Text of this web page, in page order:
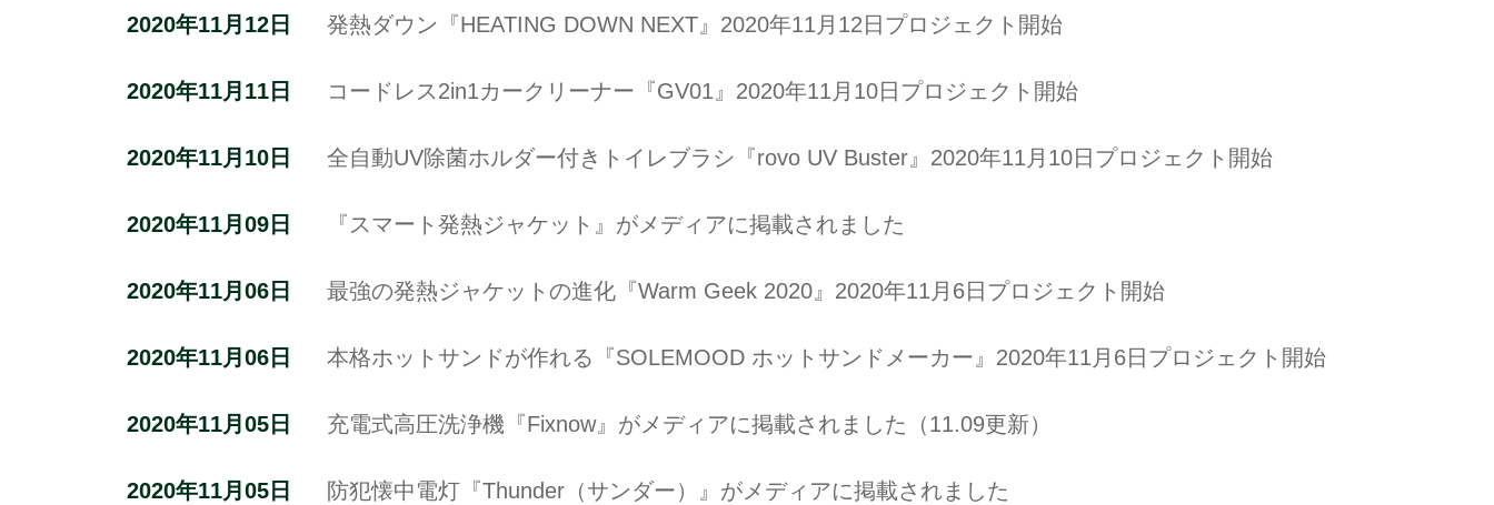
2020年11月12日 発熱ダウン『HEATING DOWN NEXT』2020年11月12日プロジェクト開始
2020年11月11日 コードレス2in1カークリーナー『GV01』2020年11月10日プロジェクト開始
2020年11月10日 全自動UV除菌ホルダー付きトイレブラシ『rovo UV Buster』2020年11月10日プロジェクト開始
2020年11月09日 『スマート発熱ジャケット』がメディアに掲載されました
2020年11月06日 最強の発熱ジャケットの進化『Warm Geek 2020』2020年11月6日プロジェクト開始
2020年11月06日 本格ホットサンドが作れる『SOLEMOOD ホットサンドメーカー』2020年11月6日プロジェクト開始
2020年11月05日 充電式高圧洗浄機『Fixnow』がメディアに掲載されました（11.09更新）
2020年11月05日 防犯懐中電灯『Thunder（サンダー）』がメディアに掲載されました